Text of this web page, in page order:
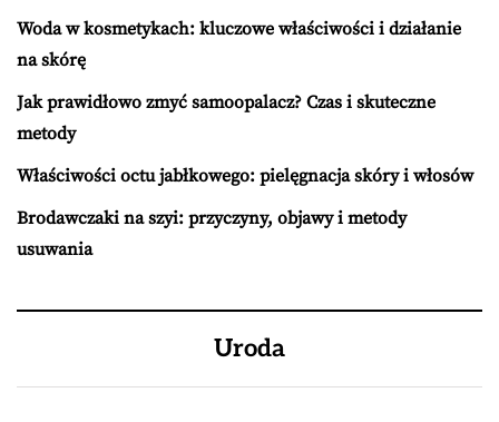
Woda w kosmetykach: kluczowe właściwości i działanie
na skórę
Jak prawidłowo zmyć samoopalacz? Czas i skuteczne
metody
Właściwości octu jabłkowego: pielęgnacja skóry i włosów
Brodawczaki na szyi: przyczyny, objawy i metody
usuwania
Uroda